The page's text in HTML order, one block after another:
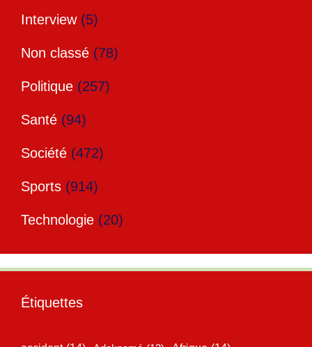
Interview(5)
Non classé (78)
Politique (257)
Santé (94)
Société (472)
Sports (914)
Technologie (20)
Étiquettes